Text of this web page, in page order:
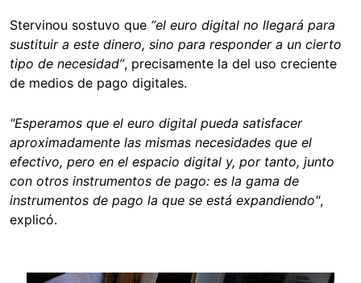
Stervinou sostuvo que “el euro digital no llegará para
sustituir a este dinero, sino para responder a un cierto
tipo de necesidad”, precisamente la del uso creciente
de medios de pago digitales.
"Esperamos que el euro digital pueda satisfacer
aproximadamente las mismas necesidades que el
efectivo, pero en el espacio digital y, por tanto, junto
con otros instrumentos de pago: es la gama de
instrumentos de pago la que se está expandiendo",
explicó.